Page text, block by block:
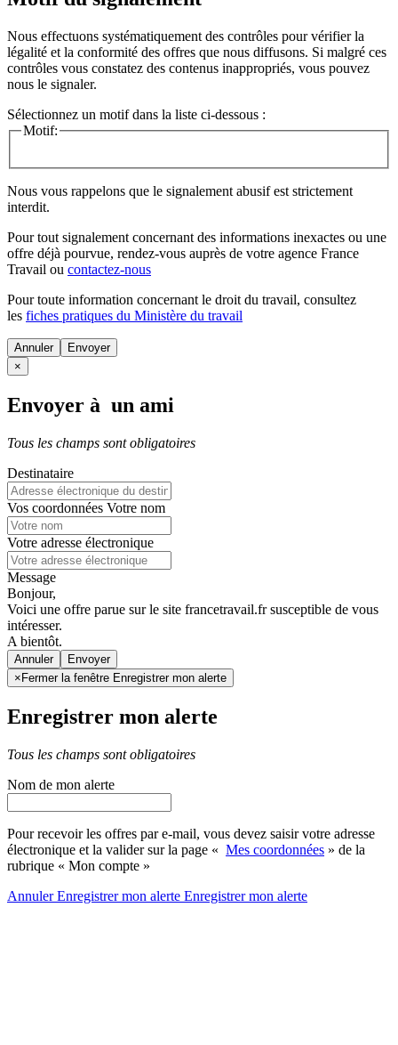
Nous effectuons systématiquement des contrôles pour vérifier la
légalité et la conformité des offres que nous diffusons. Si malgré ces
contrôles vous constatez des contenus inappropriés, vous pouvez
nous le signaler.
Sélectionnez un motif dans la liste ci-dessous :
Motif:
Nous vous rappelons que le signalement abusif est strictement
interdit.
Pour tout signalement concernant des informations inexactes ou une
offre déjà pourvue, rendez-vous auprès de votre agence France
Travail ou contactez-nous
Pour toute information concernant le droit du travail, consultez
les fiches pratiques du Ministère du travail
Annuler
×
Envoyer à un ami
Tous les champs sont obligatoires
Destinataire
Vos coordonnées Votre nom
Votre adresse électronique
Message
Bonjour,
Voici une offre parue sur le site francetravail.fr susceptible de vous
intéresser.
A bientôt.
Annuler
× Fermer la fenêtre Enregistrer mon alerte
Enregistrer mon alerte
Tous les champs sont obligatoires
Nom de mon alerte
Pour recevoir les offres par e-mail, vous devez saisir votre adresse
électronique et la valider sur la page « Mes coordonnées » de la
rubrique « Mon compte »
AnnulerEnregistrer mon alerte Enregistrermon alerte